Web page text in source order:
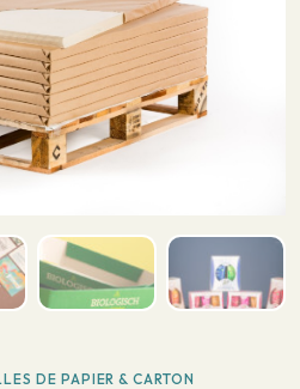
DE PAPIER & CARTON